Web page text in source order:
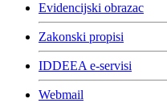
Evidencijski obrazac
Zakonski propisi
IDDEEA e-servisi
Webmail